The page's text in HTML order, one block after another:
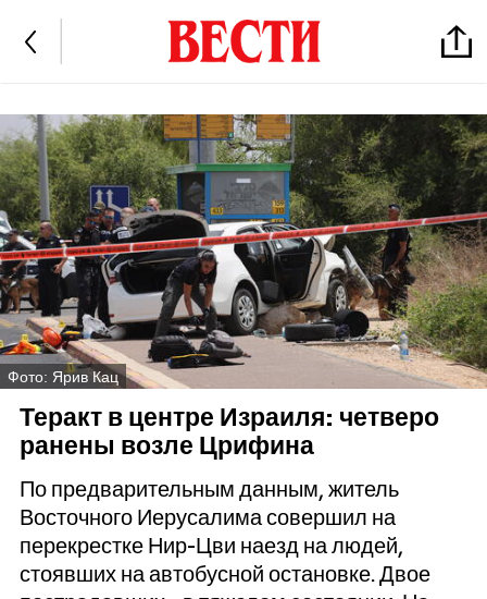
Фото: Ярив Кац
Теракт в центре Израиля: четверо
ранены возле Црифина
По предварительным данным, житель
Восточного Иерусалима совершил на
перекрестке Нир-Цви наезд на людей,
стоявших на автобусной остановке. Двое